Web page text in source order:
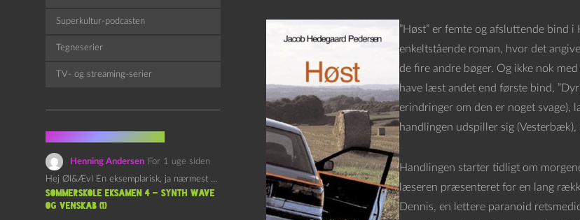
”Høst” er femte og afsluttende bind
enkeltstående roman, hvor det
de fire andre bøger. Og ikke nok
have læst andet end første bind,
erindringer om den er noget svage),
handlingen udspiller sig (Vesterbæk),
Handlingen starter tidligt om
læseren præsenteret for en lang
Dennis, en lettere paranoid
Superkultur-podcasten
Tegneserier
TV- og streaming-serier
Henning Andersen For 1 uge siden
Hej Øl&Ævl En eksemplarisk, ja nærmest yndefuld, afslutning på SOMMERSKOLEN.…
Sommerskole Eksamen 4 – Synth Wave
og Venskab (1)